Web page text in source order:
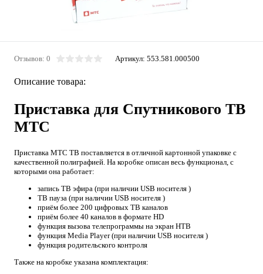
Отзывов: 0 Артикул: 553.581.000500
Описание товара:
Приставка для Спутникового ТВ
МТС
Приставка МТС ТВ поставляется в отличной картонной упаковке с
качественной полиграфией. На коробке описан весь функционал, с
которыми она работает:
запись ТВ эфира (при наличии USB носителя )
ТВ пауза (при наличии USB носителя )
приём более 200 цифровых ТВ каналов
приём более 40 каналов в формате HD
функция вызова телепрограммы на экран НТВ
функция Media Player (при наличии USB носителя )
функция родительского контроля
Также на коробке указана комплектация: